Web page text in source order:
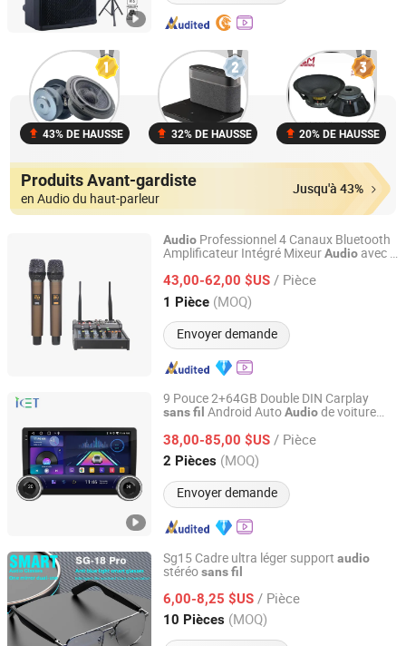
43% DE HAUSSE 32% DE HAUSSE 20% DE HAUSSE
Produits Avant-gardiste
en Audio du haut-parleur
Jusqu'à 43%
Audio Professionnel 4 Canaux Bluetooth
Amplificateur Intégré MixeurAudio avec 2
43,00-62,00 $US / Pièce
1 Pièce (MOQ)
Envoyer demande
Guangzhou strong sound electronic equipment Co., Ltd
Guangdong, China Depuis 2019
9 Pouce 2+64GB Double DIN Carplay
sansfil Android AutoAudiode voiture
38,00-85,00 $US / Pièce
2 Pièces (MOQ)
Envoyer demande
Xiamen Aisite Technology Co., Ltd
Fujian, China Depuis 2026
Sg15 Cadre ultra léger support audio
stéréosansfil
6,00-8,25 $US / Pièce
10 Pièces (MOQ)
Shenzhen Aidi Xinsheng Trading Co., Ltd.
Guangdong, China Depuis 2025